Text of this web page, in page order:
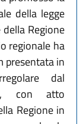
della legge
Regione
regionale ha
presentata in
dal
con atto
Regione in